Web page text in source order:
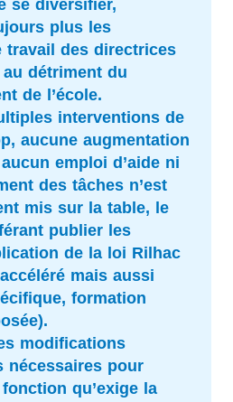
se diversifier,
plus les
travail des directrices
détriment du
de l’école.
interventions de
aucune augmentation
emploi d’aide ni
des tâches n’est
mis sur la table, le
publier les
de la loi Rilhac
mais aussi
formation
modifications
nécessaires pour
qu’exige la